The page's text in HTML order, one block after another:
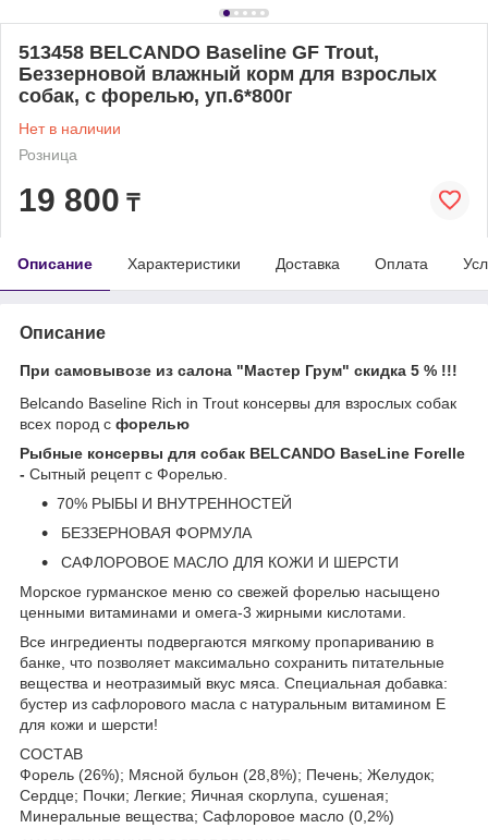
513458 BELCANDO Baseline GF Trout,
Беззерновой влажный корм для взрослых
собак, с форелью, уп.6*800г
Нет в наличии
Розница
19 800 ₸
Описание Характеристики Доставка Оплата
Описание
При самовывозе из салона "Мастер Грум" скидка 5 % !!!
Belcando Baseline Rich in Trout консервы для взрослых собак
всех пород с форелью
Рыбные консервы для собак BELCANDO BaseLine Forelle
- Сытный рецепт с Форелью.
70% РЫБЫ И ВНУТРЕННОСТЕЙ
БЕЗЗЕРНОВАЯ ФОРМУЛА
САФЛОРОВОЕ МАСЛО ДЛЯ КОЖИ И ШЕРСТИ
Морское гурманское меню со свежей форелью насыщено
ценными витаминами и омега-3 жирными кислотами.
Все ингредиенты подвергаются мягкому пропариванию в
банке, что позволяет максимально сохранить питательные
вещества и неотразимый вкус мяса. Специальная добавка:
бустер из сафлорового масла с натуральным витамином Е
для кожи и шерсти!
СОСТАВ
Форель (26%); Мясной бульон (28,8%); Печень; Желудок;
Сердце; Почки; Легкие; Яичная скорлупа, сушеная;
Минеральные вещества; Сафлоровое масло (0,2%)